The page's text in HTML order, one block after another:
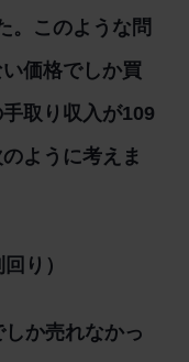
。このような問
価格でしか買
取り収入が109
ように考えま
り）
か売れなかっ